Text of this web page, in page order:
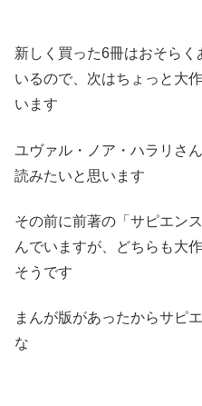
新しく買った6冊はおそら
いるので、次はちょっと大
います
ユヴァル・ノア・ハラリさ
読みたいと思います
その前に前著の「サピエン
んでいますが、どちらも大
そうです
まんが版があったからサピ
な